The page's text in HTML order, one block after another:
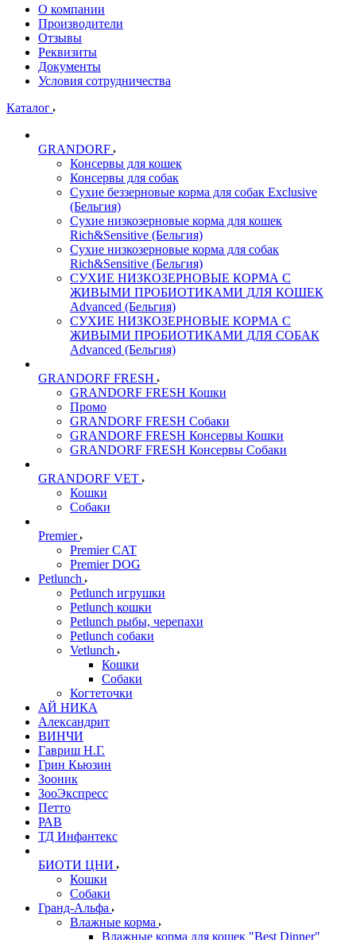
О компании
Производители
Отзывы
Реквизиты
Документы
Условия сотрудничества
Каталог
GRANDORF
Консервы для кошек
Консервы для собак
Сухие беззерновые корма для собак Exclusive
(Бельгия)
Сухие низкозерновые корма для кошек
Rich&Sensitive (Бельгия)
Сухие низкозерновые корма для собак
Rich&Sensitive (Бельгия)
СУХИЕ НИЗКОЗЕРНОВЫЕ КОРМА С
ЖИВЫМИ ПРОБИОТИКАМИ ДЛЯ КОШЕК
Advanced (Бельгия)
СУХИЕ НИЗКОЗЕРНОВЫЕ КОРМА С
ЖИВЫМИ ПРОБИОТИКАМИ ДЛЯ СОБАК
Advanced (Бельгия)
GRANDORF FRESH
GRANDORF FRESH Кошки
Промо
GRANDORF FRESH Собаки
GRANDORF FRESH Консервы Кошки
GRANDORF FRESH Консервы Собаки
GRANDORF VET
Кошки
Собаки
Premier
Premier CAT
Premier DOG
Petlunch
Petlunch игрушки
Petlunch кошки
Petlunch рыбы, черепахи
Petlunch собаки
Vetlunch
Кошки
Собаки
Когтеточки
АЙ НИКА
Александрит
ВИНЧИ
Гавриш Н.Г.
Грин Кьюзин
Зооник
ЗооЭкспресс
Петто
РАВ
ТД Инфантекс
БИОТИ ЦНИ
Кошки
Собаки
Гранд-Альфа
Влажные корма
Влажные корма для кошек "Best Dinner"